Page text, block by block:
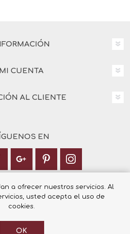
MI CUENTA
AL CLIENTE
EN
Italia 6, 03003 Alicante
+34 965 12 23 55
a ofrecer nuestros servicios. Al
usted acepta el uso de
cookies.
OK